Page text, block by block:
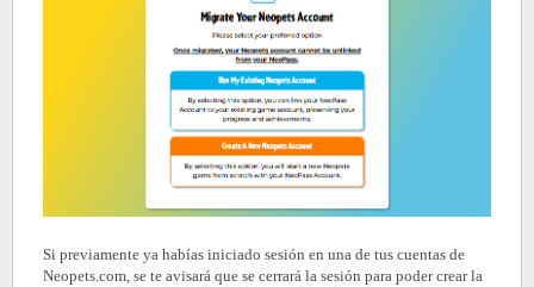
Si previamente ya habías iniciado sesión en una de tus cuentas de
Neopets.com, se te avisará que se cerrará la sesión para poder crear la